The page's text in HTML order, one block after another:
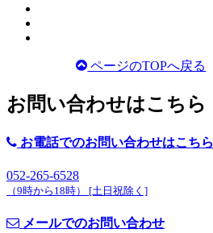
ページのTOPへ戻る
お問い合わせはこちら
お電話でのお問い合わせはこちら
052-265-6528
（9時から18時） [土日祝除く]
メールでのお問い合わせ